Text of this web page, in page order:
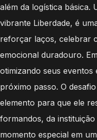
além da logística básica.
vibrante Liberdade, é
reforçar laços, celebrar
emocional duradouro.
otimizando seus eventos
próximo passo. O
elemento para que ele
formandos, da
momento especial em